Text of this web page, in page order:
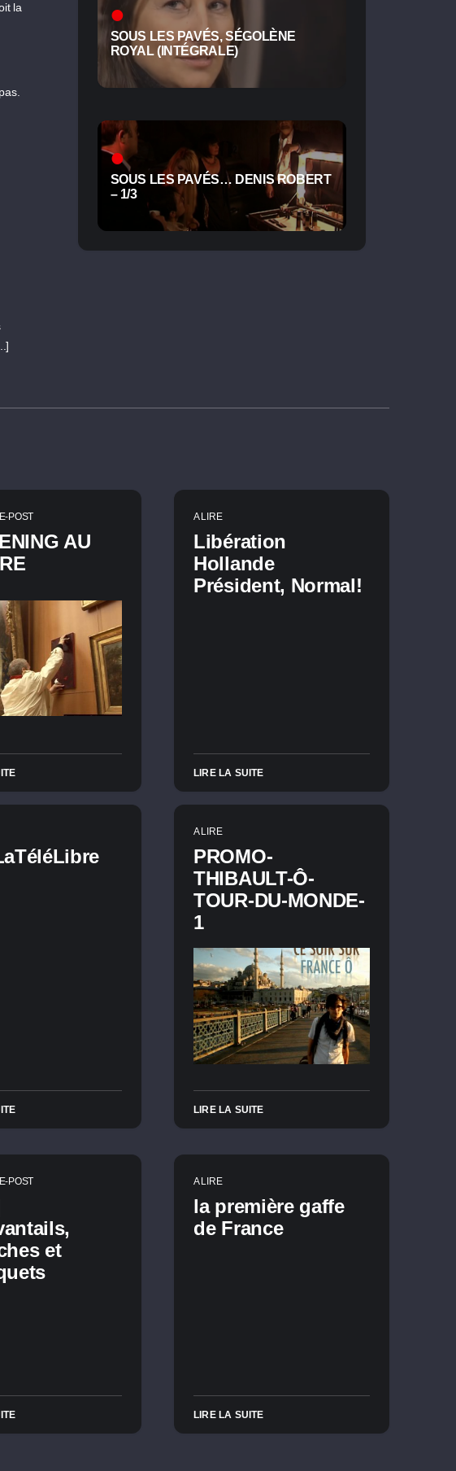
la
SOUS LES PAVÉS, SÉGOLÈNE
ROYAL (INTÉGRALE)
SOUS LES PAVÉS… DENIS ROBERT
– 1/3
POST
AU
A LIRE
Libération
Hollande
Président, Normal!
LIRE LA SUITE
A LIRE
PROMO-
THIBAULT-Ô-
TOUR-DU-MONDE-
1
LIRE LA SUITE
POST
et
A LIRE
la première gaffe
de France
LIRE LA SUITE